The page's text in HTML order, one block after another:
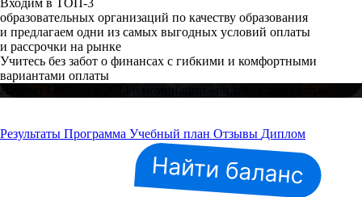
Входим в ТОП-3
образовательных организаций по качеству образования
и предлагаем одни из самых выгодных условий оплаты
и рассрочки на рынке
Учитесь без забот о финансах с гибкими и комфортными
вариантами оплаты
Лауреат GetAward 2024 в номинации «онлайн-школа года»
Результаты Программа Учебный план Отзывы Диплом